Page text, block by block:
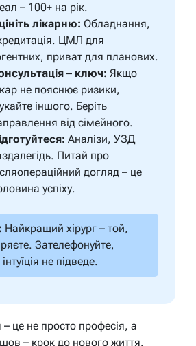
– 100+ на рік.
лікарню: Обладнання,
ЦМЛ для
приват для планових.
– ключ: Якщо
не пояснює ризики,
іншого. Беріть
від сімейного.
Аналізи, УЗД
Питай про
догляд – це
успіху.
Найкращий хірург – той,
Зателефонуйте,
не підведе.
– це не просто професія, а
– крок до нового життя.